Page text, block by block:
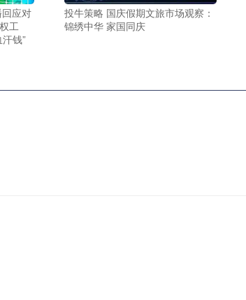
应对
工
钱”
投牛策略 国庆假期文旅市场观察：
锦绣中华 家国同庆